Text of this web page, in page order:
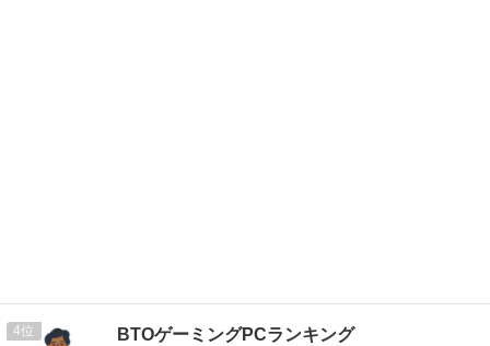
4 BTOゲーミングPCランキング